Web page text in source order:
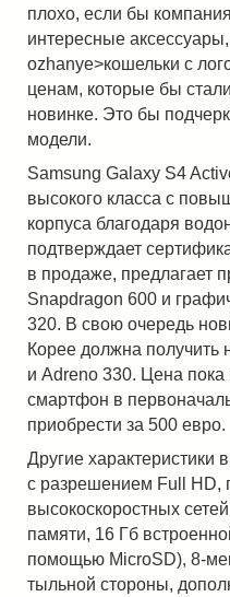
плохо, если бы
интересные
ozhanye>кошельки с
ценам, которые бы
новинке. Это бы
модели.
Samsung Galaxy S4
высокого класса с
корпуса благодаря
подтверждает
в продаже, предлагает
Snapdragon 600 и
320. В свою очередь
Корее должна получить
и Adreno 330. Цена
смартфон в
приобрести за 500 евро.
Другие
с разрешением Full HD,
высокоскоростных
памяти, 16 Гб
помощью MicroSD), 8-
тыльной стороны,